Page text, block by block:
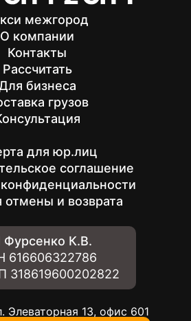
межгород
О компании
Контакты
Рассчитать
бизнеса
грузов
для юр.лиц
соглашение
отмены и возврата
Фурсенко К.В.
616606322786
318619600202822
Элеваторная 13, офис 601